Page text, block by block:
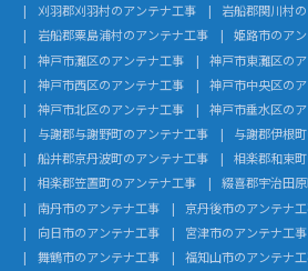
刈羽郡刈羽村のアンテナ工事
岩船郡関川村
岩船郡粟島浦村のアンテナ工事
姫路市のア
神戸市灘区のアンテナ工事
神戸市東灘区の
神戸市西区のアンテナ工事
神戸市中央区の
神戸市北区のアンテナ工事
神戸市垂水区の
与謝郡与謝野町のアンテナ工事
与謝郡伊根
船井郡京丹波町のアンテナ工事
相楽郡和束
相楽郡笠置町のアンテナ工事
綴喜郡宇治田
南丹市のアンテナ工事
京丹後市のアンテナ
向日市のアンテナ工事
宮津市のアンテナ工事
舞鶴市のアンテナ工事
福知山市のアンテナ